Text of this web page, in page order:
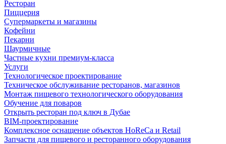
Ресторан
Пиццерия
Супермаркеты и магазины
Кофейни
Пекарни
Шаурмичные
Частные кухни премиум-класса
Услуги
Технологическое проектирование
Техническое обслуживание ресторанов, магазинов
Монтаж пищевого технологического оборудования
Обучение для поваров
Открыть ресторан под ключ в Дубае
BIM-проектирование
Комплексное оснащение объектов HoReCa и Retail
Запчасти для пищевого и ресторанного оборудования